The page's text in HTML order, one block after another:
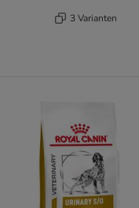
3 Varianten